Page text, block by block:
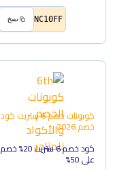
NC10FF نسخ
كوبونات خصم 6 ستريت كود
خصم2026
كود خصم 6 ستريت 20% خصم
على 50%